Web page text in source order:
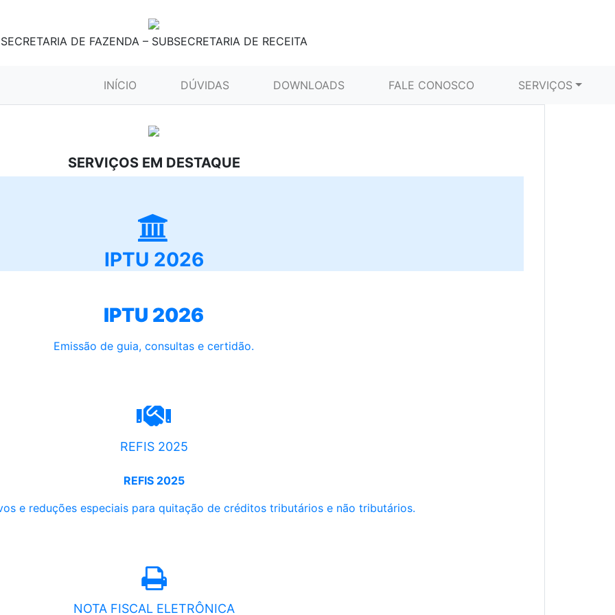
SECRETARIA DE FAZENDA – SUBSECRETARIA DE RECEITA
INÍCIO (CURRENT)DÚVIDAS DOWNLOADS FALE CONOSCO SERVIÇOS
SERVIÇOS EM DESTAQUE
IPTU 2026
IPTU 2026
Emissão de guia, consultas e certidão.
REFIS 2025
REFIS 2025
e reduções especiais para quitação de créditos tributários e não tributários.
NOTA FISCAL ELETRÔNICA